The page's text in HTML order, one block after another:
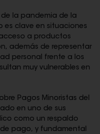
la pandemia de la
es clave en situaciones
a productos
además de representar
personal frente a los
muy vulnerables en
Pagos Minoristas del
en uno de sus
como un respaldo
pago, y fundamental